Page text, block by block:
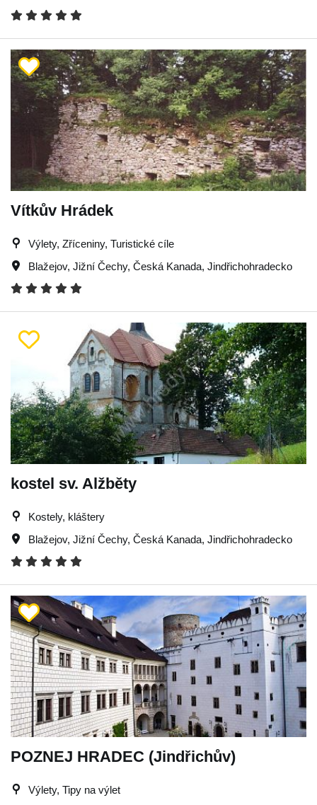
Vítkův Hrádek
Výlety, Zříceniny, Turistické cíle
Blažejov, Jižní Čechy, Česká Kanada, Jindřichohradecko
kostel sv. Alžběty
Kostely, kláštery
Blažejov, Jižní Čechy, Česká Kanada, Jindřichohradecko
POZNEJ HRADEC (Jindřichův)
Výlety, Tipy na výlet